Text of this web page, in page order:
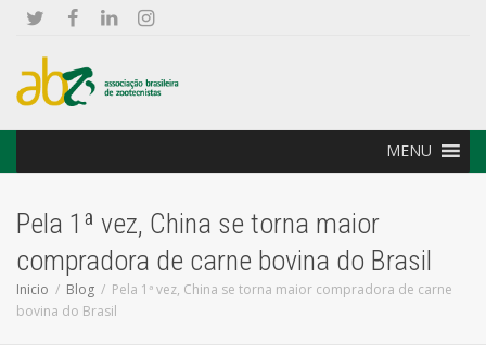
MENU
Pela 1ª vez, China se torna maior
compradora de carne bovina do Brasil
Inicio Blog
Pela 1ª vez, China se torna maior compradora de carne
bovina do Brasil